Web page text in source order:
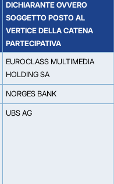
DICHIARANTE OVVERO
SOGGETTO POSTO AL
VERTICE DELLA CATENA
PARTECIPATIVA
EUROCLASS MULTIMEDIA
HOLDING SA
NORGES BANK
UBS AG